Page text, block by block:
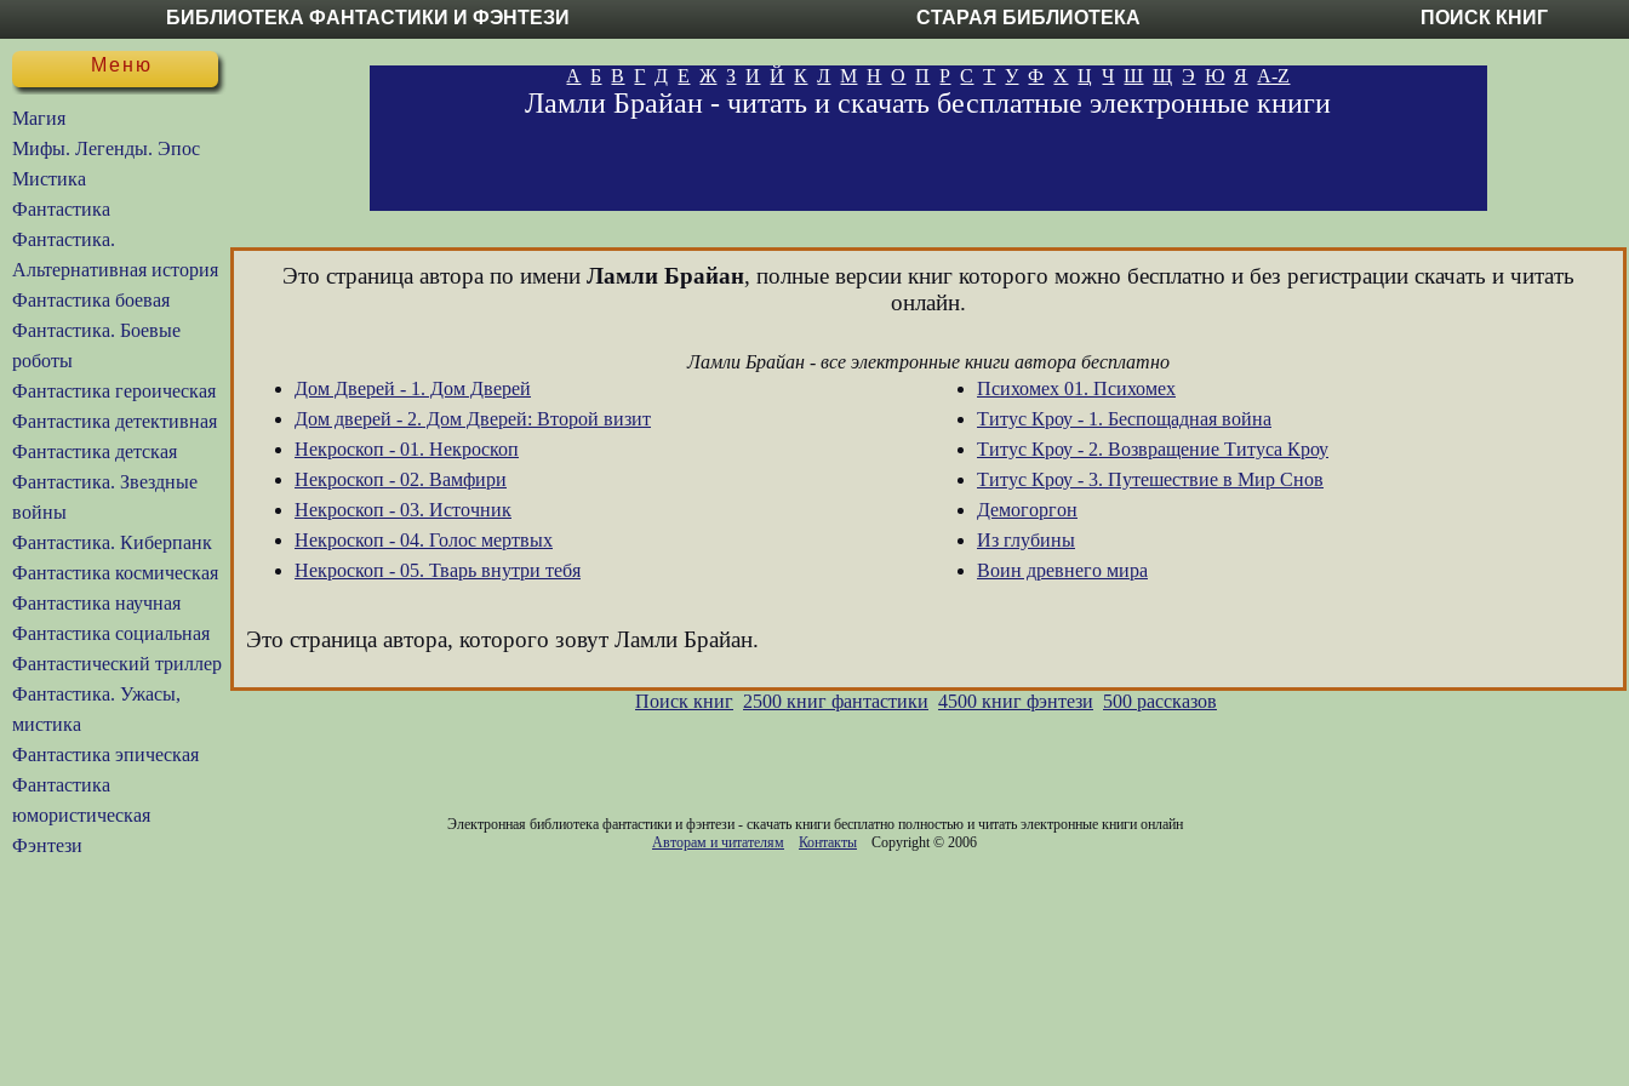
БИБЛИОТЕКА ФАНТАСТИКИ И ФЭНТЕЗИ СТАРАЯ БИБЛИОТЕКА ПОИСК КНИГ
Меню
Магия
Мифы. Легенды. Эпос
Мистика
Фантастика
Фантастика.
Альтернативная история
Фантастика боевая
Фантастика. Боевые
роботы
Фантастика героическая
Фантастика детективная
Фантастика детская
Фантастика. Звездные
войны
Фантастика. Киберпанк
Фантастика космическая
Фантастика научная
Фантастика социальная
Фантастический триллер
Фантастика. Ужасы,
мистика
Фантастика эпическая
Фантастика
юмористическая
Фэнтези
А Б В Г Д Е Ж З И Й К Л М Н О П Р С Т У Ф Х Ц Ч Ш Щ Э Ю Я A-Z
Ламли Брайан - читать и скачать бесплатные электронные книги
Это страница автора по имени Ламли Брайан, полные версии книг которого можно бесплатно и без регистрации скачать и читать
онлайн.
Ламли Брайан - все электронные книги автора бесплатно
Дом Дверей - 1. Дом Дверей
Дом дверей - 2. Дом Дверей: Второй визит
Некроскоп - 01. Некроскоп
Некроскоп - 02. Вамфири
Некроскоп - 03. Источник
Некроскоп - 04. Голос мертвых
Некроскоп - 05. Тварь внутри тебя
Психомех 01. Психомех
Титус Кроу - 1. Беспощадная война
Титус Кроу - 2. Возвращение Титуса Кроу
Титус Кроу - 3. Путешествие в Мир Снов
Демогоргон
Из глубины
Воин древнего мира
Это страница автора, которого зовут Ламли Брайан.
Поиск книг 2500 книг фантастики 4500 книг фэнтези 500 рассказов
Электронная библиотека фантастики и фэнтези - скачать книги бесплатно полностью и читать электронные книги онлайн
Авторам и читателям
Контакты Copyright © 2006